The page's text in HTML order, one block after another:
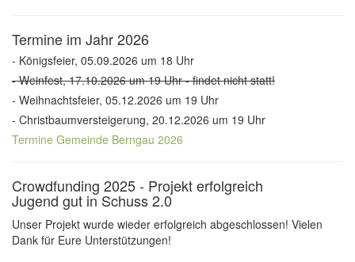
Termine im Jahr 2026
- Königsfeier, 05.09.2026 um 18 Uhr
- Weinfest, 17.10.2026 um 19 Uhr - findet nicht statt!
- Weihnachtsfeier, 05.12.2026 um 19 Uhr
- Christbaumversteigerung, 20.12.2026 um 19 Uhr
Termine Gemeinde Berngau 2026
Crowdfunding 2025 - Projekt erfolgreich
Jugend gut in Schuss 2.0
Unser Projekt wurde wieder erfolgreich abgeschlossen! Vielen
Dank für Eure Unterstützungen!